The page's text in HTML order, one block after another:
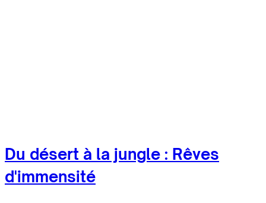
Du désert à la jungle : Rêves
d'immensité